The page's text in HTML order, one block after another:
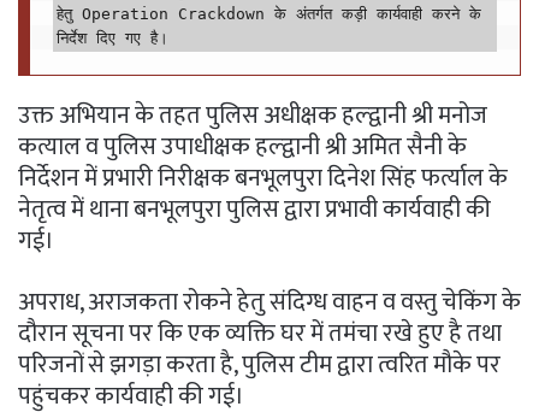
हेतु Operation Crackdown के अंतर्गत कड़ी कार्यवाही करने के
निर्देश दिए गए है।
उक्त अभियान के तहत पुलिस अधीक्षक हल्द्वानी श्री मनोज
कत्याल व पुलिस उपाधीक्षक हल्द्वानी श्री अमित सैनी के
निर्देशन में प्रभारी निरीक्षक बनभूलपुरा दिनेश सिंह फर्त्याल के
नेतृत्व में थाना बनभूलपुरा पुलिस द्वारा प्रभावी कार्यवाही की
गई।
अपराध, अराजकता रोकने हेतु संदिग्ध वाहन व वस्तु चेकिंग के
दौरान सूचना पर कि एक व्यक्ति घर में तमंचा रखे हुए है तथा
परिजनों से झगड़ा करता है, पुलिस टीम द्वारा त्वरित मौके पर
पहुंचकर कार्यवाही की गई।